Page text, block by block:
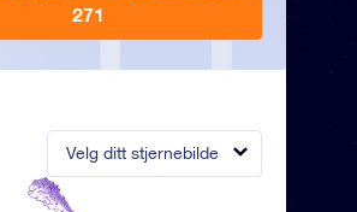
Velg ditt stjernebilde
271